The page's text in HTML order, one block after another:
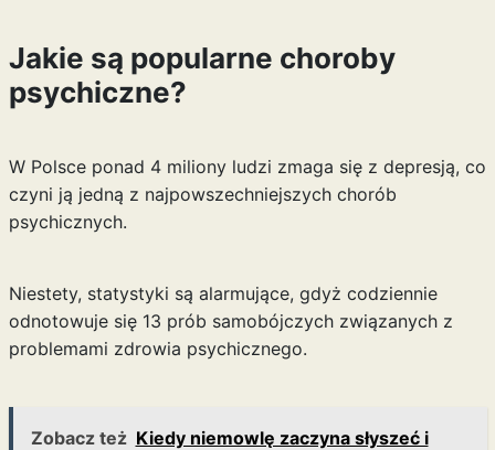
Jakie są popularne choroby
psychiczne?
W Polsce ponad 4 miliony ludzi zmaga się z depresją, co
czyni ją jedną z najpowszechniejszych chorób
psychicznych.
Niestety, statystyki są alarmujące, gdyż codziennie
odnotowuje się 13 prób samobójczych związanych z
problemami zdrowia psychicznego.
Zobacz też Kiedy niemowlę zaczyna słyszeć i